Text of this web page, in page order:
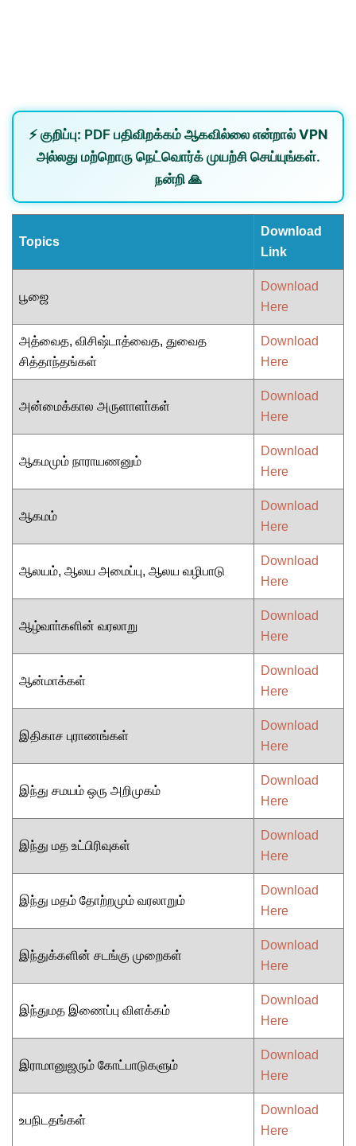
⚡ குறிப்பு: PDF பதிவிறக்கம் ஆகவில்லை என்றால் VPN
அல்லது மற்றொரு நெட்வொர்க்முயற்சி செய்யுங்கள்.
நன்றி 🙏
Topics
Download
Link
பூஜை
Download
Here
அத்வைத, விசிஷ்டாத்வைத, துவைத
சித்தாந்தங்கள்
Download
Here
அன்மைக்கால அருளாளா்கள்
Download
Here
ஆகமமும் நாராயணனும்
Download
Here
ஆகமம்
Download
Here
ஆலயம், ஆலய அமைப்பு, ஆலய வழிபாடு
Download
Here
ஆழ்வாா்களின் வரலாறு
Download
Here
ஆன்மாக்கள்
Download
Here
இதிகாச புராணங்கள்
Download
Here
இந்து சமயம் ஒரு அறிமுகம்
Download
Here
இந்து மத உட்பிரிவுகள்
Download
Here
இந்து மதம் தோற்றமும் வரலாறும்
Download
Here
இந்துக்களின் சடங்கு முறைகள்
Download
Here
இந்துமத இணைப்பு விளக்கம்
Download
Here
இராமானுஜரும் கோட்பாடுகளும்
Download
Here
உபநிடதங்கள்
Download
Here